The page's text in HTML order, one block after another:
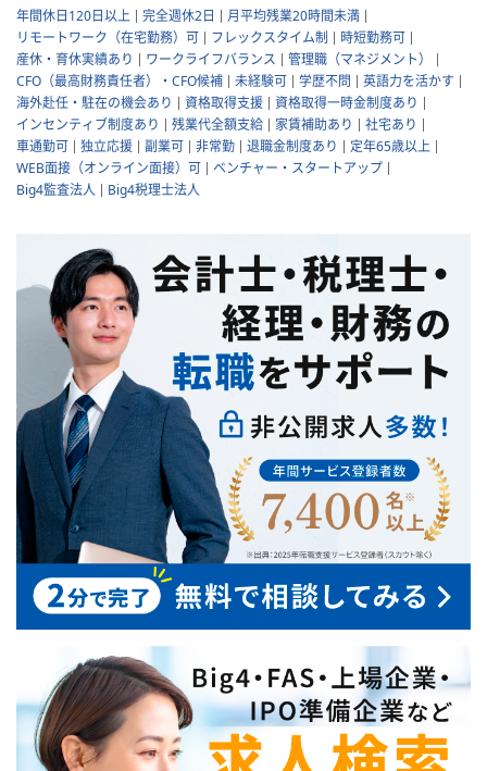
年間休日120日以上 完全週休2日
月平均残業20時間未満
リモートワーク（在宅勤務）可
フレックスタイム制
時短勤務可
産休・育休実績あり
ワークライフバランス
管理職（マネジメント）
CFO（最高財務責任者）・CFO候補
未経験可 学歴不問
英語力を活かす
海外赴任・駐在の機会あり
資格取得支援
資格取得一時金制度あり
インセンティブ制度あり
残業代全額支給 家賃補助あり
社宅あり
車通勤可
独立応援 副業可 非常勤 退職金制度あり
定年65歳以上
WEB面接（オンライン面接）可
ベンチャー・スタートアップ
Big4監査法人
Big4税理士法人